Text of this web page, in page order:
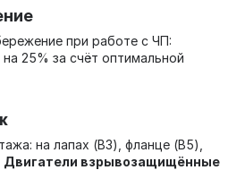
при работе с ЧП:
25% за счёт оптимальной
на лапах (B3), фланце (B5),
Двигатели взрывозащищённые